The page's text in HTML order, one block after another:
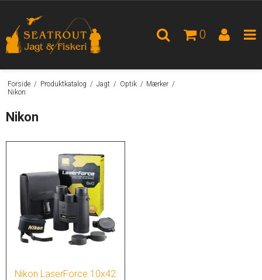
0
Forside / Produktkatalog / Jagt / Optik / Mærker /
Nikon
Nikon
Nikon LaserForce 10x42